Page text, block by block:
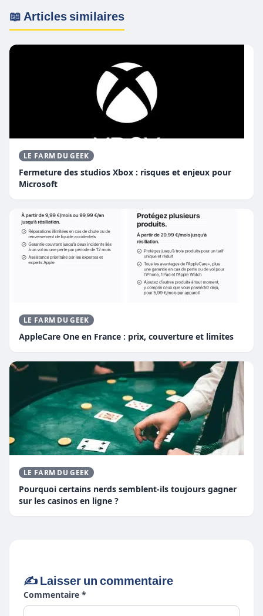
📖 Articles similaires
LE FARM DU GEEK
Fermeture des studios Xbox : risques et enjeux pour
Microsoft
LE FARM DU GEEK
AppleCare One en France : prix, couverture et limites
LE FARM DU GEEK
Pourquoi certains nerds semblent-ils toujours gagner
sur les casinos en ligne ?
✍️ Laisser un commentaire
Commentaire *